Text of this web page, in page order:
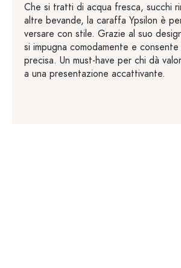
Che si tratti di acqua fresca, succhi
altre bevande, la caraffa Ypsilon è
versare con stile. Grazie al suo
si impugna comodamente e
precisa. Un must-have per chi dà
a una presentazione accattivante.